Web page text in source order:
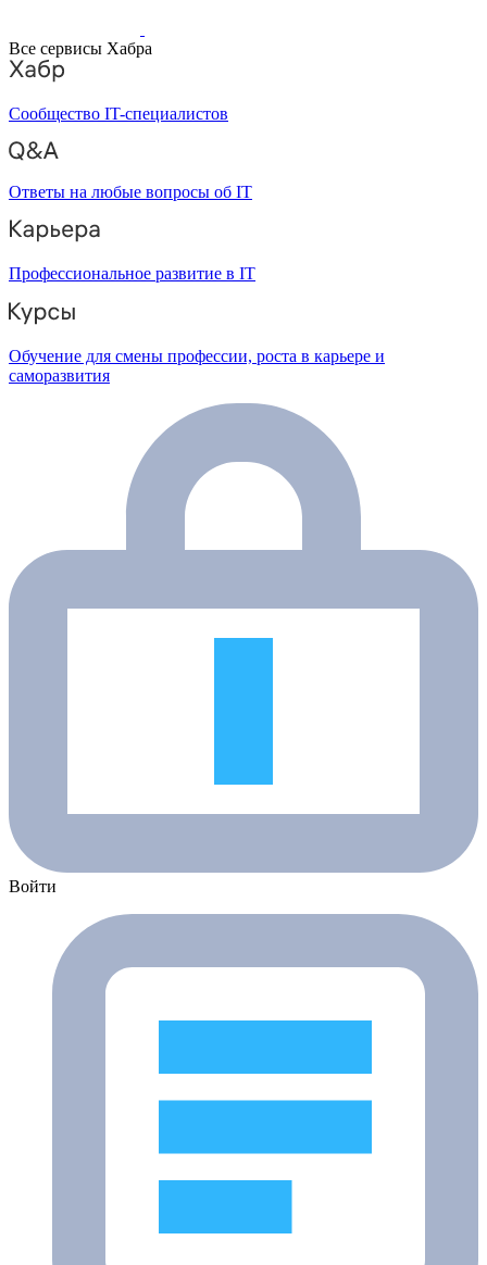
Все сервисы Хабра
Сообщество IT-специалистов
Ответы на любые вопросы об IT
Профессиональное развитие в IT
Обучение для смены профессии, роста в карьере и
саморазвития
Войти